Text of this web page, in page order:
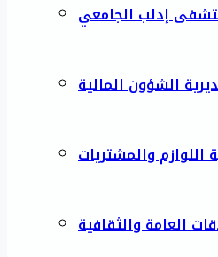
إدلب الجامعي
الشؤون المالية
اللوازم والمشتريات
العامة والثقافية